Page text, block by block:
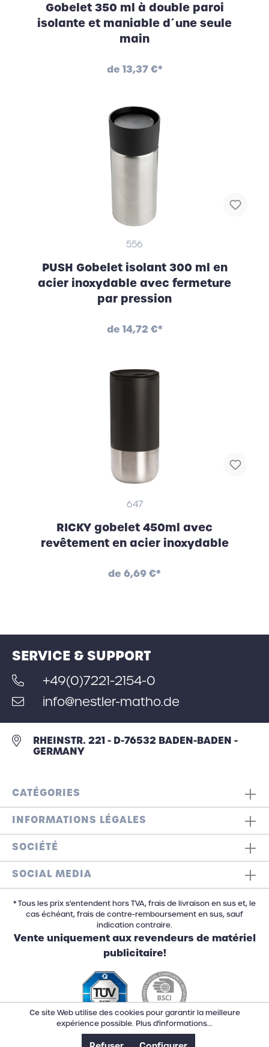
Gobelet 350 ml à double paroi
isolante et maniable d´une seule
main
de 13,37 €*
556
PUSH Gobelet isolant 300 ml en
acier inoxydable avec fermeture
par pression
de 14,72 €*
647
RICKY gobelet 450ml avec
revêtement en acier inoxydable
de 6,69 €*
SERVICE & SUPPORT
+49(0)7221-2154-0
info@nestler-matho.de
RHEINSTR. 221 - D-76532 BADEN-BADEN -
GERMANY
CATÉGORIES
INFORMATIONS LÉGALES
SOCIÉTÉ
SOCIAL MEDIA
* Tous les prix s'entendent hors TVA, frais de livraison en sus et, le
cas échéant, frais de contre-remboursement en sus, sauf
indication contraire.
Vente uniquement aux revendeurs de matériel
publicitaire!
Ce site Web utilise des cookies pour garantir la meilleure
expérience possible. Plus d'informations...